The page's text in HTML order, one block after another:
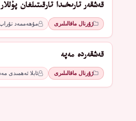
قەشقەر تارىخىدا تارقىتىلغان پۇللار
ژۇرنال ماقالىلىرى مۇھەممەد
قەشقەردە مەپە
ژۇرنال ماقالىلىرى ئابلا ئەھمىدى